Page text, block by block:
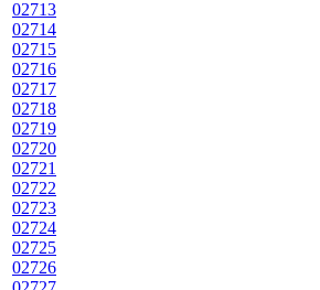
02713
02714
02715
02716
02717
02718
02719
02720
02721
02722
02723
02724
02725
02726